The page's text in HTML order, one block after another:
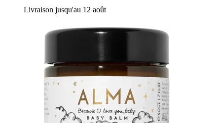
Livraison jusqu'au 12 août